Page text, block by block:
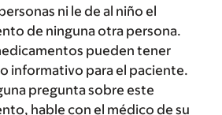
ni le de al niño el
de ninguna otra persona.
pueden tener
informativo para el paciente.
pregunta sobre este
hable con el médico de su